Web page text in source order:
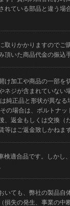
れている部品と違う場
りかかりますのでご
いた商品代金の振込
加工や商品の一部を
ジが含まれていない
純正品と形状が異な
の場合は、ボルトナ
返金もしくは交換（
はご返金致しかねます
適合品です。しかし
いても、弊社の製品自
損失の発生、事業の中